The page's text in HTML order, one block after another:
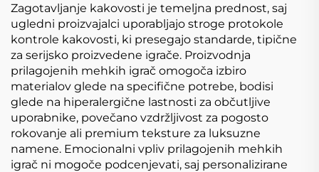
Zagotavljanje kakovosti je temeljna prednost, saj
ugledni proizvajalci uporabljajo stroge protokole
kontrole kakovosti, ki presegajo standarde, tipične
za serijsko proizvedene igrače. Proizvodnja
prilagojenih mehkih igrač omogoča izbiro
materialov glede na specifične potrebe, bodisi
glede na hiperalergične lastnosti za občutljive
uporabnike, povečano vzdržljivost za pogosto
rokovanje ali premium teksture za luksuzne
namene. Emocionalni vpliv prilagojenih mehkih
igrač ni mogoče podcenjevati, saj personalizirane